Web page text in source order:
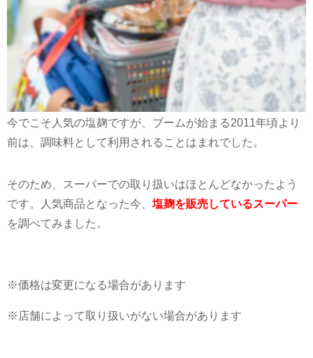
今でこそ人気の塩麹ですが、ブームが始まる2011 年頃より
前は、調味料として利用されることはまれでした。
そのため、スーパーでの取り扱いはほとんどなかったよう
です。人気商品となった今、 塩麹を販売しているスーパー
を調べてみました。
※価格は変更になる場合があります
※店舗によって取り扱いがない場合があります